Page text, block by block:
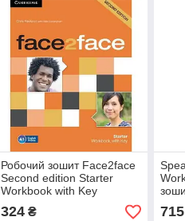
Робочий зошит Face2face
Second edition Starter
Workbook with Key
324₴ 715